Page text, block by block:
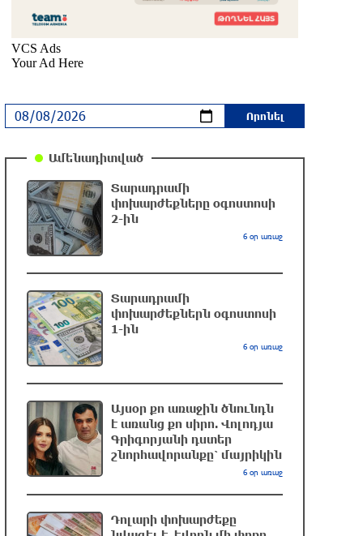
Ստեփանավանում ռուս կին է փորձել
ինքնասպան լինել
ԱՄՆ վերաքննիչ դատարանը
արգելափակել է Թրամփի 400 միլիոն
դոլար արժողությամբ Սպիտակ տան
պարահանդեսային դահլիճի
նախագիծը
Փրկարարները հայտանաբերել են
մոլորված զբոսաշրջիկներին
Սարյան փողոցի բնակարաններից
մեկում պայթյունի հետևանքով 55-
ամյա տղամարդը այրվածքներով
տեղափոխվել է «Այրվածքաբանության
ազգային կենտրոն»
2 ժամ առաջ
Ամենադիտված
Տարադրամի
փոխարժեքները օգոստոսի
2-ին
6 օր առաջ
Տարադրամի
փոխարժեքներն օգոստոսի
1-ին
6 օր առաջ
Այսօր քո առաջին ծնունդն
է առանց քո սիրո. Վոլոդյա
Գրիգորյանի դստեր
շնորհավորանքը՝ մայրիկին
6 օր առաջ
Դոլարի փոխարժեքը